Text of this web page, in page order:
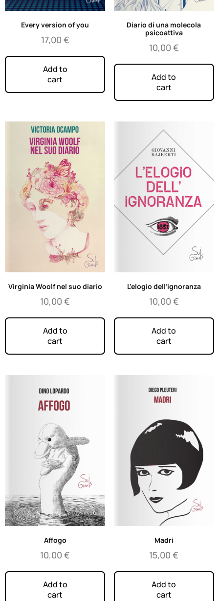
Every version of you
17,00 €
Add to
cart
Diario di una molecola
psicoattiva
10,00 €
Add to
cart
Virginia Woolf nel suo diario
10,00€
Add to
cart
L’elogio dell’ignoranza
10,00 €
Add to
cart
Affogo
10,00€
Add to
cart
Madri
15,00€
Add to
cart